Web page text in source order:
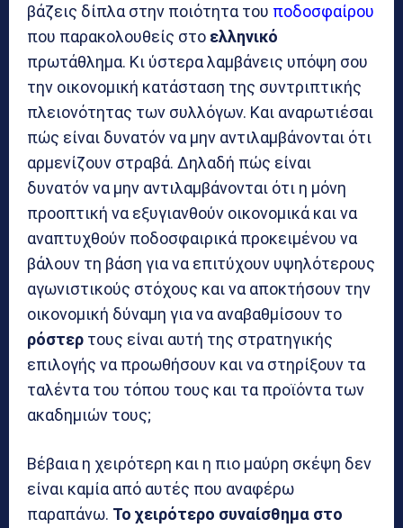
βάζεις δίπλα στην ποιότητα του ποδοσφαίρου
που παρακολουθείς στο ελληνικό
πρωτάθλημα. Κι ύστερα λαμβάνεις υπόψη σου
την οικονομική κατάσταση της συντριπτικής
πλειονότητας των συλλόγων. Και αναρωτιέσαι
πώς είναι δυνατόν να μην αντιλαμβάνονται ότι
αρμενίζουν στραβά. Δηλαδή πώς είναι
δυνατόν να μην αντιλαμβάνονται ότι η μόνη
προοπτική να εξυγιανθούν οικονομικά και να
αναπτυχθούν ποδοσφαιρικά προκειμένου να
βάλουν τη βάση για να επιτύχουν υψηλότερους
αγωνιστικούς στόχους και να αποκτήσουν την
οικονομική δύναμη για να αναβαθμίσουν το
ρόστερ τους είναι αυτή της στρατηγικής
επιλογής να προωθήσουν και να στηρίξουν τα
ταλέντα του τόπου τους και τα προϊόντα των
ακαδημιών τους;
Βέβαια η χειρότερη και η πιο μαύρη σκέψη δεν
είναι καμία από αυτές που αναφέρω
παραπάνω. Το χειρότερο συναίσθημα στο